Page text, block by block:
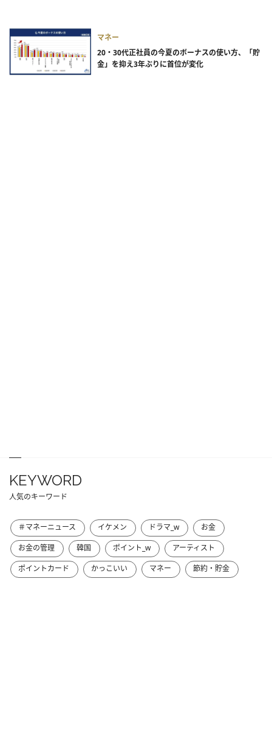
マネー
20・30代正社員の今夏のボーナスの使い方、「貯
金」を抑え3年ぶりに首位が変化
KEYWORD
人気のキーワード
＃マネーニュース イケメン ドラマ_w
お金
お金の管理
韓国 ポイント_w
アーティスト
ポイントカード
かっこいい マネー 節約・貯金